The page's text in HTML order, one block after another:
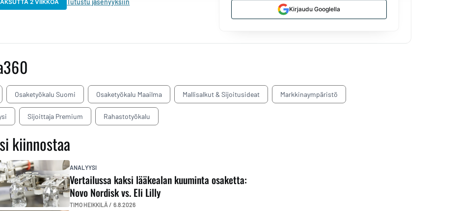
2 VIIKKOA Tutustu jäsenyyksiin
Kirjaudu Googlella
Osaketyökalu Suomi Osaketyökalu Maailma Mallisalkut & Sijoitusideat Markkinaympäristö
Sijoittaja Premium Rahastotyökalu
kiinnostaa
ANALYYSI
Vertailussa kaksi lääkealan kuuminta osaketta:
Novo Nordisk vs. Eli Lilly
TIMO HEIKKILÄ / 6.8.2026